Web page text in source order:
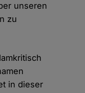
unseren
zu
in dieser